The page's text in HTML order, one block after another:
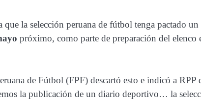
la selección peruana de fútbol tenga pactado
próximo, como parte de preparación del
de Fútbol (FPF) descartó esto e indicó a RPP
la publicación de un diario deportivo… la